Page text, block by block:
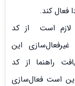
کند.
لازم است از کد
برای غیرفعال‌سازی این
برای دریافت راهنما از کد
این است فعال‌سازی